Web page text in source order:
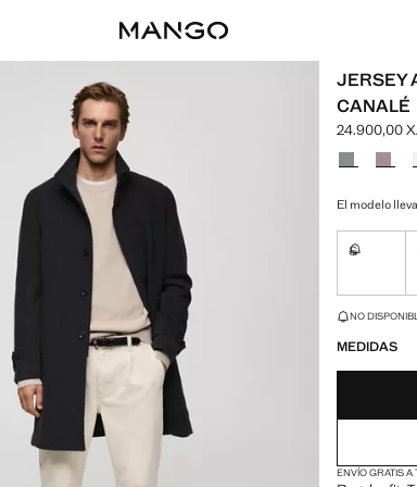
JERSEY
CANALÉ
Precio
24.900,00
Selecciona
El modelo
S
¡ÚLTIMAS
NO
MEDIDAS
ENVÍO GRATIS A